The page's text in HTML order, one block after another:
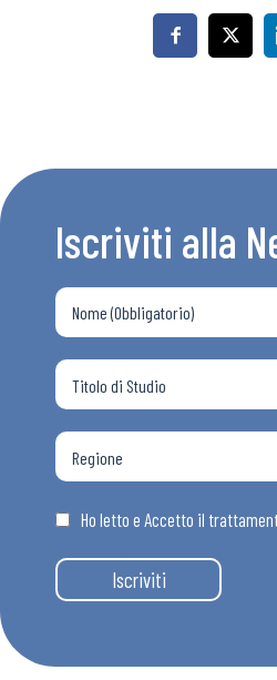
Iscriviti alla
Ho letto e Accetto il
Iscriviti